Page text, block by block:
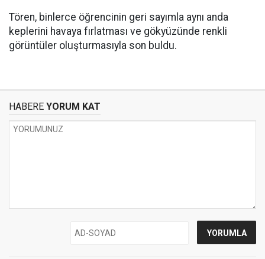
Tören, binlerce öğrencinin geri sayımla aynı anda
keplerini havaya fırlatması ve gökyüzünde renkli
görüntüler oluşturmasıyla son buldu.
HABERE YORUM KAT